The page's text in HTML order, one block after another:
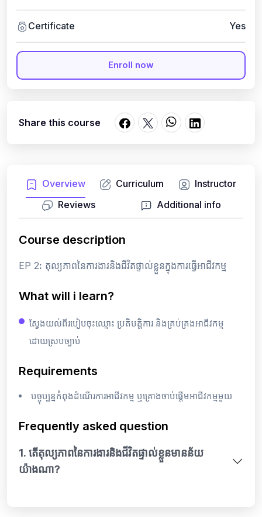
Overview Curriculum
Instructor
Reviews
Additional info
Course description
EP 2: តុល្យភាពនៃការងារនិងជីវិតផ្ទាល់ខ្លួនក្នុងការធ្វើអាជីវកម្ម
What will i learn?
ស្វែងយល់ពីរបៀបចុះឈ្មោះ ប្រតិបត្តិការ និងគ្រប់គ្រងអាជីវកម្ម
ដោយស្របច្បាប់
Requirements
បច្ចុប្បន្នកំពុងដំណើរការអាជីវកម្ម ឬគ្រោងចាប់ផ្តើមអាជីវកម្មមួយ
Frequently asked question
1. តើតុល្យភាពនៃការងារនិងជីវិតផ្ទាល់ខ្លួនមានន័យ
យ៉ាងណា?
Certificate Yes
Enroll now
Share this course